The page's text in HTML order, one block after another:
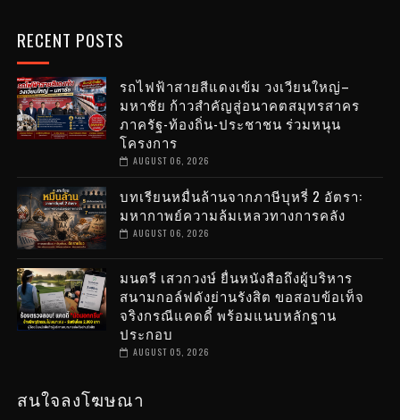
RECENT POSTS
รถไฟฟ้าสายสีแดงเข้ม วงเวียนใหญ่–
มหาชัย ก้าวสำคัญสู่อนาคตสมุทรสาคร
ภาครัฐ-ท้องถิ่น-ประชาชน ร่วมหนุน
โครงการ
AUGUST 06, 2026
บทเรียนหมื่นล้านจากภาษีบุหรี่ 2 อัตรา:
มหากาพย์ความล้มเหลวทางการคลัง
AUGUST 06, 2026
มนตรี เสวกวงษ์ ยื่นหนังสือถึงผู้บริหาร
สนามกอล์ฟดังย่านรังสิต ขอสอบข้อเท็จ
จริงกรณีแคดดี้ พร้อมแนบหลักฐาน
ประกอบ
AUGUST 05, 2026
สนใจลงโฆษณา